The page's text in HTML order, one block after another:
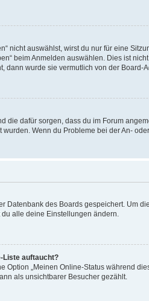
nicht auswählst, wirst du nur für eine
beim Anmelden auswählen. Dies ist
dann wurde sie vermutlich von der Board-
die dafür sorgen, dass du im Forum
Wenn du Probleme bei der An-
des Boards gespeichert. Um
alle deine Einstellungen ändern.
Liste auftaucht?
„Meinen Online-Status während
als unsichtbarer Besucher gezählt.